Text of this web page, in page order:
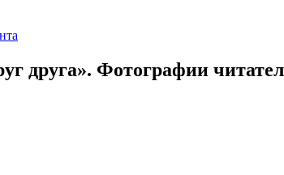
друга». Фотографии